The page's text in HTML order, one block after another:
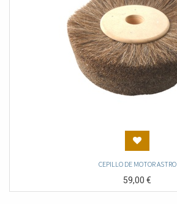
CEPILLO DE MOTOR ASTRO
59,00€